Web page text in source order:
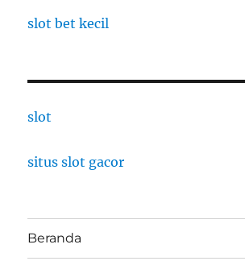
slot bet kecil
slot
situs slot gacor
Beranda